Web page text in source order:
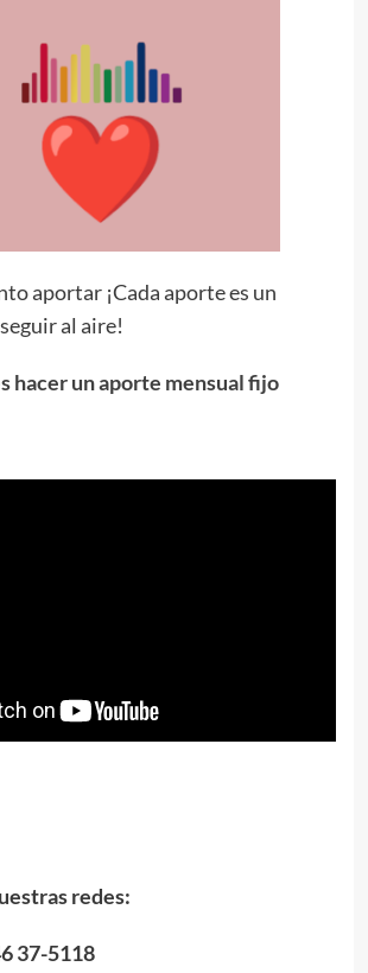
aportar ¡Cada aporte es un
al aire!
hacer un aporte mensual fijo
redes:
37-5118